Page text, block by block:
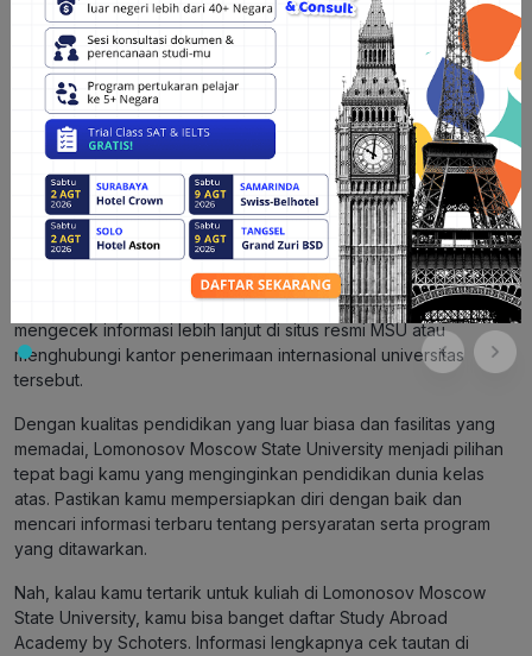
2. Beasiswa ASEAN-Rusia
Sebagai bentuk kerjasama antara Rusia dan negara-negara
ASEAN, beasiswa khusus disediakan untuk mahasiswa dari
negara ASEAN, termasuk Indonesia. Beasiswa ini seringkali
mencakup biaya kuliah penuh dan beberapa fasilitas lainnya,
seperti akomodasi atau tunjangan hidup.
3. Beasiswa Lomonosov
Lomonosov Moscow State University sendiri kadang-kadang
menawarkan beasiswa khusus dengan nama “Beasiswa
Lomonosov” untuk mahasiswa internasional berprestasi.
Program beasiswa ini bertujuan untuk mendukung mahasiswa
berbakat dari seluruh dunia untuk belajar di MSU. Kamu bisa
mengecek informasi lebih lanjut di situs resmi MSU atau
menghubungi kantor penerimaan internasional universitas
tersebut.
Dengan kualitas pendidikan yang luar biasa dan fasilitas yang
memadai, Lomonosov Moscow State University menjadi pilihan
tepat bagi kamu yang menginginkan pendidikan dunia kelas
atas. Pastikan kamu mempersiapkan diri dengan baik dan
mencari informasi terbaru tentang persyaratan serta program
yang ditawarkan.
Nah, kalau kamu tertarik untuk kuliah di Lomonosov Moscow
State University, kamu bisa banget daftar Study Abroad
Academy by Schoters. Informasi lengkapnya cek tautan di